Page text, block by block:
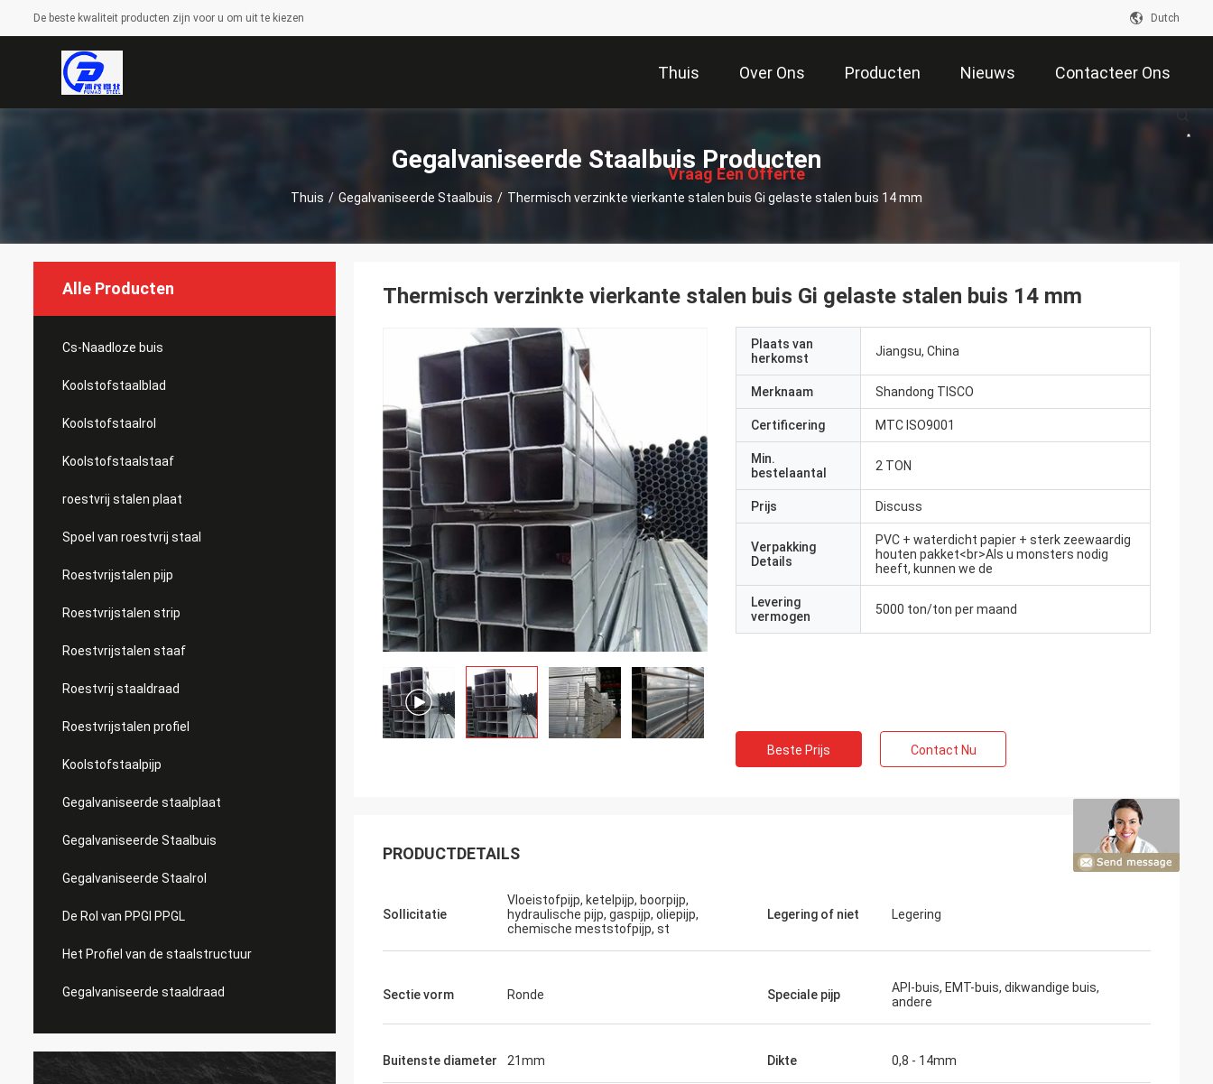
De beste kwaliteit producten zijn voor u om uit te kiezen Dutch
Thuis Over Ons Producten Nieuws Contacteer Ons
述
Vraag Een Offerte
Aan
Gegalvaniseerde Staalbuis Producten
Thuis / Gegalvaniseerde Staalbuis / Thermisch verzinkte vierkante stalen buis Gi gelaste stalen buis 14 mm
Alle Producten
Cs-Naadloze buis
Koolstofstaalblad
Koolstofstaalrol
Koolstofstaalstaaf
roestvrij stalen plaat
Spoel van roestvrij staal
Roestvrijstalen pijp
Roestvrijstalen strip
Roestvrijstalen staaf
Roestvrij staaldraad
Roestvrijstalen profiel
Koolstofstaalpijp
Gegalvaniseerde staalplaat
Gegalvaniseerde Staalbuis
Gegalvaniseerde Staalrol
De Rol van PPGI PPGL
Het Profiel van de staalstructuur
Gegalvaniseerde staaldraad
Thermisch verzinkte vierkante stalen buis Gi gelaste stalen buis 14 mm
Plaats van
herkomst
Jiangsu, China
Merknaam Shandong TISCO
Certificering MTC ISO9001
Min.
bestelaantal
2 TON
Prijs Discuss
Verpakking
Details
PVC + waterdicht papier + sterk zeewaardig
houten pakket<br>Als u monsters nodig
heeft, kunnen we de
Levering
vermogen
5000 ton/ton per maand
Beste Prijs Contact Nu
PRODUCTDETAILS
Sollicitatie
Vloeistofpijp, ketelpijp, boorpijp,
hydraulische pijp, gaspijp, oliepijp,
chemische meststofpijp, st
Legering of niet Legering
Sectie vorm Ronde Speciale pijp
API-buis, EMT-buis, dikwandige buis,
andere
Buitenste diameter 21mm Dikte 0,8 - 14mm